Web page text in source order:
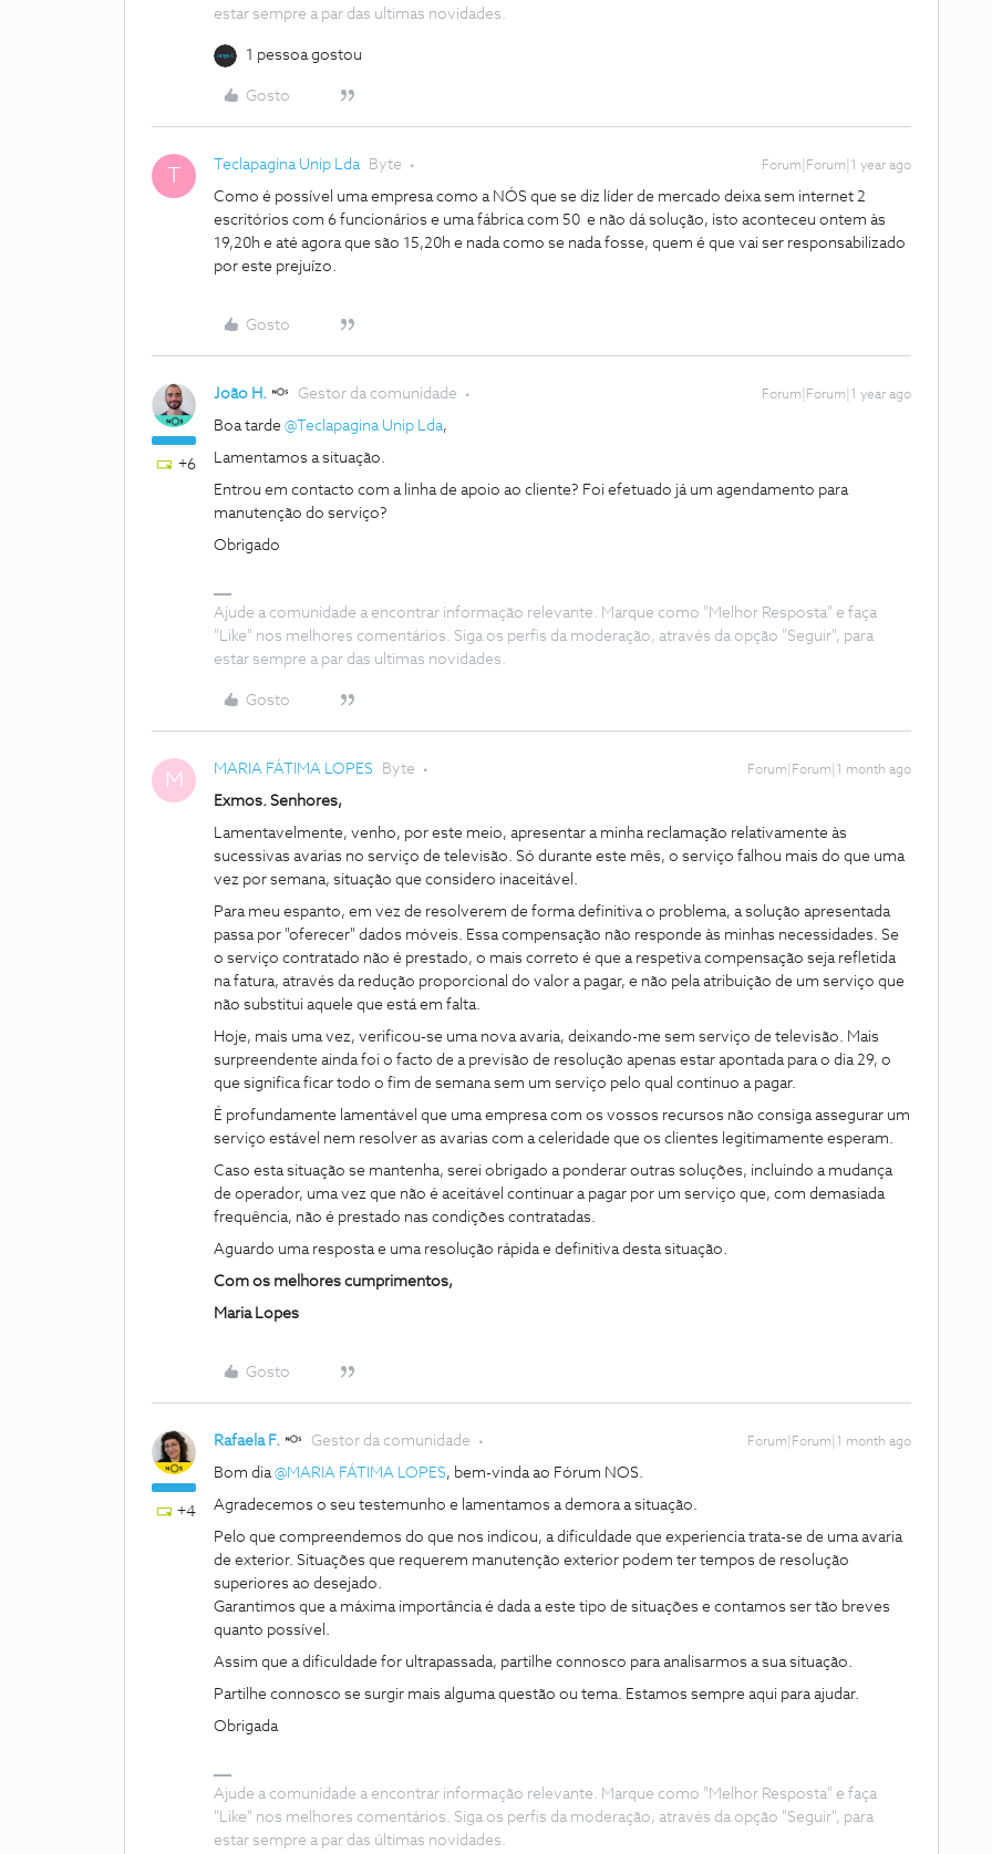
estar sempre a par das ultimas novidades.
1 pessoa gostou
Gosto
T Teclapagina Unip Lda Byte Forum|Forum|1 year ago
Como é possível uma empresa como a NÓS que se diz líder de mercado deixa sem internet 2
escritórios com 6 funcionários e uma fábrica com 50 e não dá solução, isto aconteceu ontem às
19,20h e até agora que são 15,20h e nada como se nada fosse, quem é que vai ser responsabilizado
por este prejuízo.
Gosto
+6
João H. Gestor da comunidade Forum|Forum|1 year ago
Boa tarde ​ @Teclapagina Unip Lda,
Lamentamos a situação.
Entrou em contacto com a linha de apoio ao cliente? Foi efetuado já um agendamento para
manutenção do serviço?
Obrigado
Ajude a comunidade a encontrar informação relevante. Marque como "Melhor Resposta" e faça
"Like" nos melhores comentários. Siga os perfis da moderação, através da opção "Seguir", para
estar sempre a par das ultimas novidades.
Gosto
M MARIA FÁTIMA LOPES Byte Forum|Forum|1 month ago
Exmos. Senhores,
Lamentavelmente, venho, por este meio, apresentar a minha reclamação relativamente às
sucessivas avarias no serviço de televisão. Só durante este mês, o serviço falhou mais do que uma
vez por semana, situação que considero inaceitável.
Para meu espanto, em vez de resolverem de forma definitiva o problema, a solução apresentada
passa por "oferecer" dados móveis. Essa compensação não responde às minhas necessidades. Se
o serviço contratado não é prestado, o mais correto é que a respetiva compensação seja refletida
na fatura, através da redução proporcional do valor a pagar, e não pela atribuição de um serviço que
não substitui aquele que está em falta.
Hoje, mais uma vez, verificou-se uma nova avaria, deixando-me sem serviço de televisão. Mais
surpreendente ainda foi o facto de a previsão de resolução apenas estar apontada para o dia 29, o
que significa ficar todo o fim de semana sem um serviço pelo qual continuo a pagar.
É profundamente lamentável que uma empresa com os vossos recursos não consiga assegurar um
serviço estável nem resolver as avarias com a celeridade que os clientes legitimamente esperam.
Caso esta situação se mantenha, serei obrigado a ponderar outras soluções, incluindo a mudança
de operador, uma vez que não é aceitável continuar a pagar por um serviço que, com demasiada
frequência, não é prestado nas condições contratadas.
Aguardo uma resposta e uma resolução rápida e definitiva desta situação.
Com os melhores cumprimentos,
Maria Lopes
Gosto
+4
Rafaela F. Gestor da comunidade Forum|Forum|1 month ago
​Bom dia ​ @MARIA FÁTIMA LOPES, bem-vinda ao Fórum NOS.
Agradecemos o seu testemunho e lamentamos a demora a situação.
Pelo que compreendemos do que nos indicou, a dificuldade que experiencia trata-se de uma avaria
de exterior. Situações que requerem manutenção exterior podem ter tempos de resolução
superiores ao desejado.
Garantimos que a máxima importância é dada a este tipo de situações e contamos ser tão breves
quanto possível.
Assim que a dificuldade for ultrapassada, partilhe connosco para analisarmos a sua situação.
Partilhe connosco se surgir mais alguma questão ou tema. Estamos sempre aqui para ajudar.
Obrigada
Ajude a comunidade a encontrar informação relevante. Marque como "Melhor Resposta" e faça
"Like" nos melhores comentários. Siga os perfis da moderação, através da opção "Seguir", para
estar sempre a par das últimas novidades.